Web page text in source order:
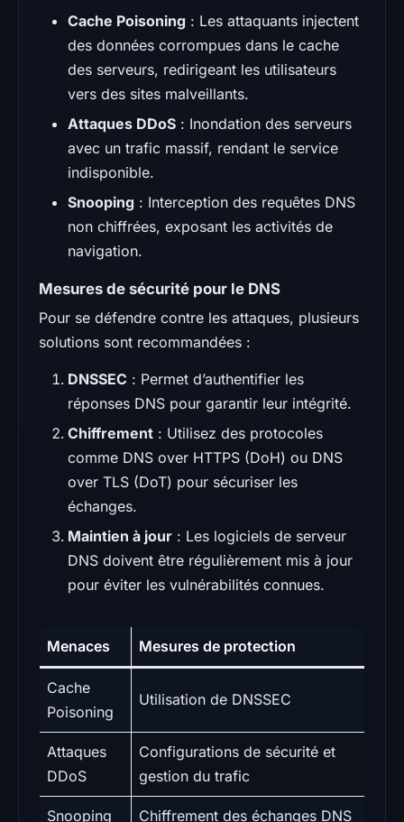
Cache Poisoning : Les attaquants injectent
des données corrompues dans le cache
des serveurs, redirigeant les utilisateurs
vers des sites malveillants.
Attaques DDoS : Inondation des serveurs
avec un trafic massif, rendant le service
indisponible.
Snooping : Interception des requêtes DNS
non chiffrées, exposant les activités de
navigation.
Mesures de sécurité pour le DNS
Pour se défendre contre les attaques, plusieurs
solutions sont recommandées :
DNSSEC : Permet d’authentifier les
réponses DNS pour garantir leur intégrité.
Chiffrement : Utilisez des protocoles
comme DNS over HTTPS (DoH) ou DNS
over TLS (DoT) pour sécuriser les
échanges.
Maintien à jour : Les logiciels de serveur
DNS doivent être régulièrement mis à jour
pour éviter les vulnérabilités connues.
Menaces Mesures de protection
Cache
Poisoning
Utilisation de DNSSEC
Attaques
DDoS
Configurations de sécurité et
gestion du trafic
Snooping Chiffrement des échanges DNS